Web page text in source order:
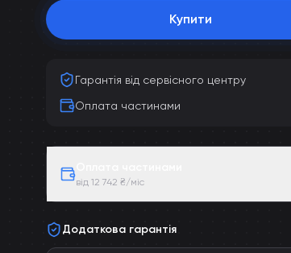
Купити
Гарантія від сервісного центру
Оплата частинами
від 12 742 ₴/міс
Додаткова гарантія